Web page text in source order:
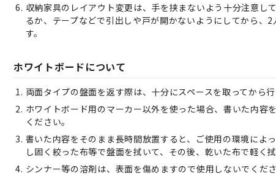
収納家具のレイアウト変更は、手を挟まないよう十分注意
るか、テープなどで引出しや戸が開かないようにしてから、
す。
ホワイトボードについて
両面タイプの盤面を返す際は、十分にスペースを取ってから行
ホワイトボード用のマーカー以外を使った場合、書いた内容
ください。
書いた内容をそのまま長時間放置すると、ご使用の環境によ
し固く絞った布等で盤面を拭いて、その後、乾いた布で軽く拭
シンナー等の溶剤は、表面を傷めますので使用しないでくださ